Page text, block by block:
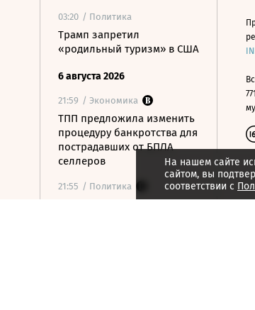
03:20 / Политика
Трамп запретил
«родильный туризм» в США
6 августа 2026
21:59 / Экономика
ТПП предложила изменить
процедуру банкротства для
пострадавших от БПЛА
селлеров
21:55 / Политика
На нашем сайте
сайтом, вы
соответствии с